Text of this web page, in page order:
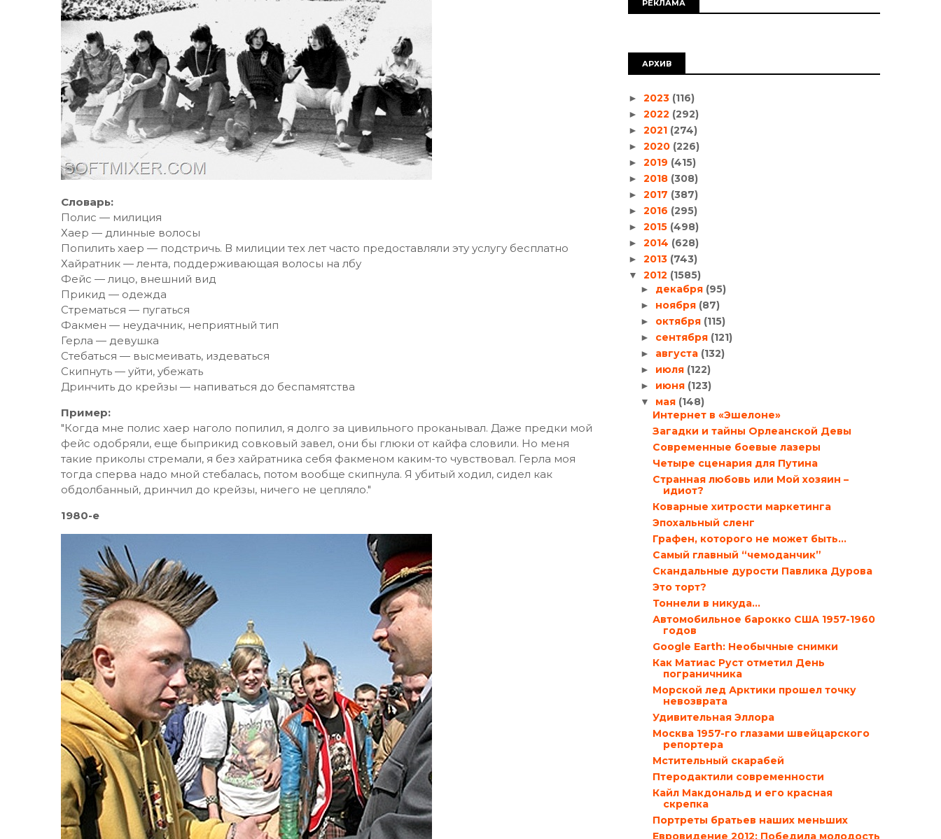
Словарь:
Полис — милиция
Хаер — длинные волосы
Попилить хаер — подстричь. В милиции тех лет часто предоставляли эту услугу бесплатно
Хайратник — лента, поддерживающая волосы на лбу
Фейс — лицо, внешний вид
Прикид — одежда
Стрематься — пугаться
Факмен — неудачник, неприятный тип
Герла — девушка
Стебаться — высмеивать, издеваться
Скипнуть — уйти, убежать
Дринчить до крейзы — напиваться до беспамятства
Пример:
"Когда мне полис хаер наголо попилил, я долго за цивильного проканывал. Даже предки мой
фейс одобряли, еще быприкид совковый завел, они бы глюки от кайфа словили. Но меня
такие приколы стремали, я без хайратника себя факменом каким-то чувствовал. Герла моя
тогда сперва надо мной стебалась, потом вообще скипнула. Я убитый ходил, сидел как
обдолбанный, дринчил до крейзы, ничего не цепляло."
1980-е
РЕКЛАМА
АРХИВ
► 2023 (116)
► 2022 (292)
► 2021 (274)
► 2020 (226)
► 2019 (415)
► 2018 (308)
► 2017 (387)
► 2016 (295)
► 2015 (498)
► 2014 (628)
► 2013 (743)
▼ 2012 (1585)
► декабря (95)
► ноября (87)
► октября (115)
► сентября (121)
► августа (132)
► июля (122)
► июня (123)
▼ мая (148)
Интернет в «Эшелоне»
Загадки и тайны Орлеанской Девы
Современные боевые лазеры
Четыре сценария для Путина
Странная любовь или Мой хозяин –
идиот?
Коварные хитрости маркетинга
Эпохальный сленг
Графен, которого не может быть…
Самый главный “чемоданчик”
Скандальные дурости Павлика Дурова
Это торт?
Тоннели в никуда…
Автомобильное барокко США 1957-1960
годов
Google Earth: Необычные снимки
Как Матиас Руст отметил День
пограничника
Морской лед Арктики прошел точку
невозврата
Удивительная Эллора
Москва 1957-го глазами швейцарского
репортера
Мстительный скарабей
Птеродактили современности
Кайл Макдональд и его красная
скрепка
Портреты братьев наших меньших
Евровидение 2012: Победила молодость